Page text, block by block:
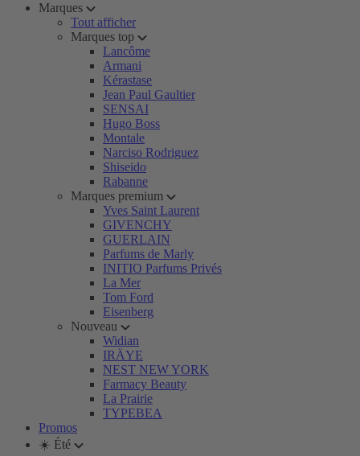
Marques
Tout afficher
Marques top
Lancôme
Armani
Kérastase
Jean Paul Gaultier
SENSAI
Hugo Boss
Montale
Narciso Rodriguez
Shiseido
Rabanne
Marques premium
Yves Saint Laurent
GIVENCHY
GUERLAIN
Parfums de Marly
INITIO Parfums Privés
La Mer
Tom Ford
Eisenberg
Nouveau
Widian
IRÄYE
NEST NEW YORK
Farmacy Beauty
La Prairie
TYPEBEA
Promos
☀️ Été